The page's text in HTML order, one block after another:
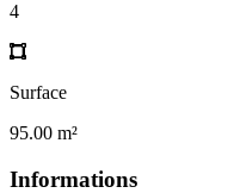
4
Surface
95.00 m²
Informations